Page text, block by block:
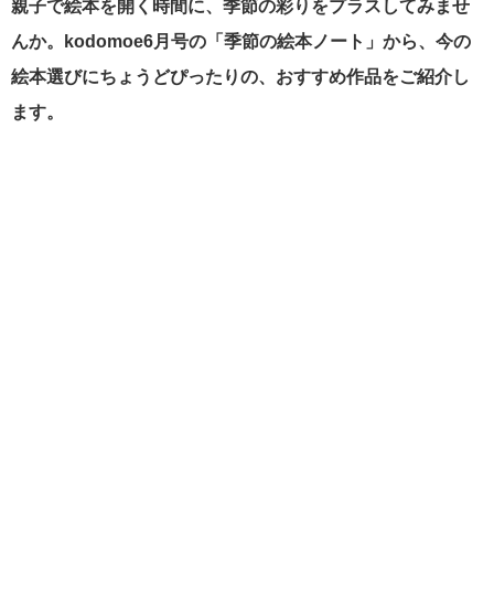
親子で絵本を開く時間に、季節の彩りをプラスしてみませ
んか。kodomoe6月号の「季節の絵本ノート」から、今の
絵本選びにちょうどぴったりの、おすすめ作品をご紹介し
ます。